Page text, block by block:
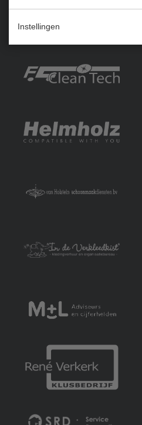
Instellingen